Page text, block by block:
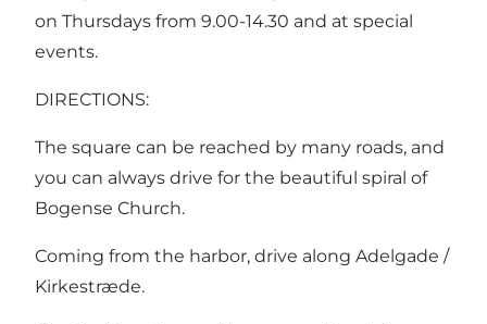
on Thursdays from 9.00-14.30 and at special
events.
DIRECTIONS:
The square can be reached by many roads, and
you can always drive for the beautiful spiral of
Bogense Church.
Coming from the harbor, drive along Adelgade /
Kirkestræde.